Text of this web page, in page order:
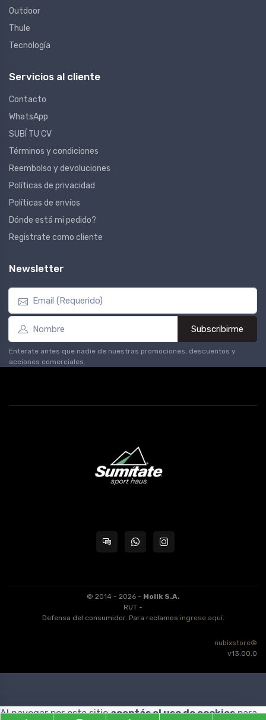
Outdoor
Thule
Tecnología
Servicios al cliente
Contacto
WhatsApp
SUBÍ TU CV
Términos y condiciones
Reembolso y devoluciones
Políticas de privacidad
Políticas de envíos
Dónde está mi pedido?
Registrate como cliente
Newsletter
Subscribirme
Enterate antes que nadie de nuestras promociones, descuentos y
acciones comerciales.
© 2014 - 2026 - Molik S.A.
RUT -
Defensa del consumidor. Para reclamos ingrese aquí.
nubixstore®
v13.00.0
Al navegar por este sitioaceptás el uso de cookiespara